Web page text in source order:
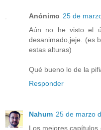
Anónimo 25 de
Aún no he visto el
desanimado,jeje. (es
estas alturas)
Qué bueno lo de la
Responder
Nahum 25 de marzo
Los mejores